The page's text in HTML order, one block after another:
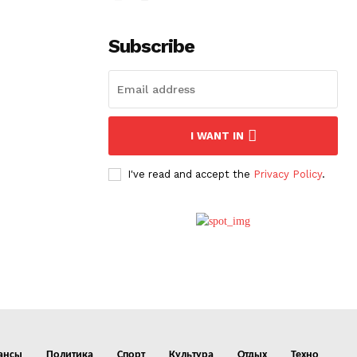
Subscribe
I WANT IN
I've read and accept the Privacy Policy.